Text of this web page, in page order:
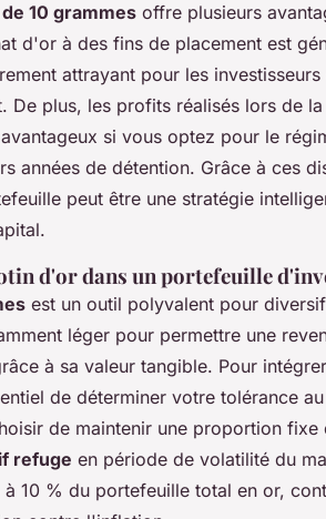
10 grammes offre plusieurs
d'or à des fins de placement est
attrayant pour les
De plus, les profits réalisés lors de
si vous optez pour le
années de détention. Grâce à ces
peut être une stratégie
d'or dans un portefeuille
est un outil polyvalent pour
léger pour permettre une
à sa valeur tangible. Pour
de déterminer votre tolérance
de maintenir une proportion
refuge en période de volatilité du
10 % du portefeuille total en or,